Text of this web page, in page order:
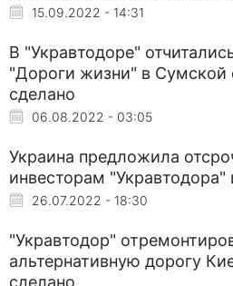
15.09.2022 - 14:31
В "Укравтодоре"
"Дороги жизни" в Сумской
сделано
06.08.2022 - 03:05
Украина предложила
инвесторам "Укравтодора"
26.07.2022 - 18:30
"Укравтодор"
альтернативную дорогу
сделано